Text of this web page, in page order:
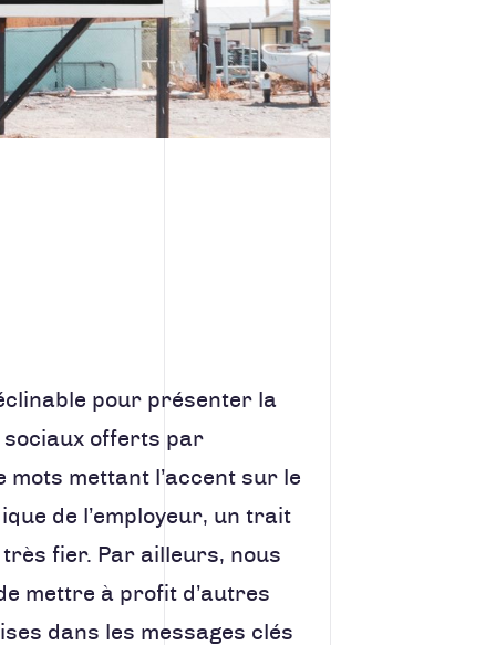
pour présenter la
sociaux offerts par
mots mettant l’accent sur le
de l’employeur, un trait
fier. Par ailleurs, nous
mettre à profit d’autres
dans les messages clés